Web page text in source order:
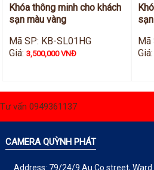
Khóa thông minh cho khách
sạn màu vàng
Mã SP: KB-SL01HG
Giá:3,500,000 VNĐ
Mã
Giá:
Tư vấn 0949361137
CAMERA QUỲNH PHÁT
Address: 79/24/9 Au Co street, Ward